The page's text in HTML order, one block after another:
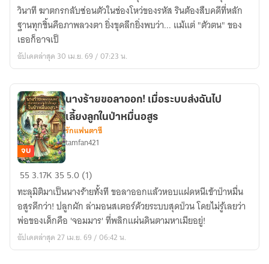
พัน
Alibi:
คดี
ฆาตกรรม
หลัง
ม่าน
วินาที ฆาตกรกลับซ่อนตัวในช่องโหว่ของรหัส รินต้องสืบคดีที่หลัก
ฐานทุกชิ้นคือภาพลวงตา ยิ่งขุดลึกยิ่งพบว่า... แม้แต่ "ตัวตน" ของ
เธอก็อาจเป็
อัปเดตล่าสุด 30 เม.ย. 69 / 07:23 น.
นาง
ร้าย
ขอ
ลา
ออก!
เมื่อ
จบ
นางร้ายขอลาออก! เมื่อระบบส่งฉันไป
เลี้ยงลูกในป่าหมื่นอสูร
รักแฟนตาซี
tamfan421
55 3.17K 35 5.0 (1)
ทะลุมิติมาเป็นนางร้ายทั้งที ขอลาออกแล้วหอบแฝดหนีเข้าป่าหมื่น
อสูรดีกว่า! ปลูกผัก ล่ามอนสเตอร์ด้วยระบบสุดป่วน โดยไม่รู้เลยว่า
พ่อของเด็กคือ 'จอมมาร' ที่พลิกแผ่นดินตามหาเมียอยู่!
อัปเดตล่าสุด 27 เม.ย. 69 / 06:42 น.